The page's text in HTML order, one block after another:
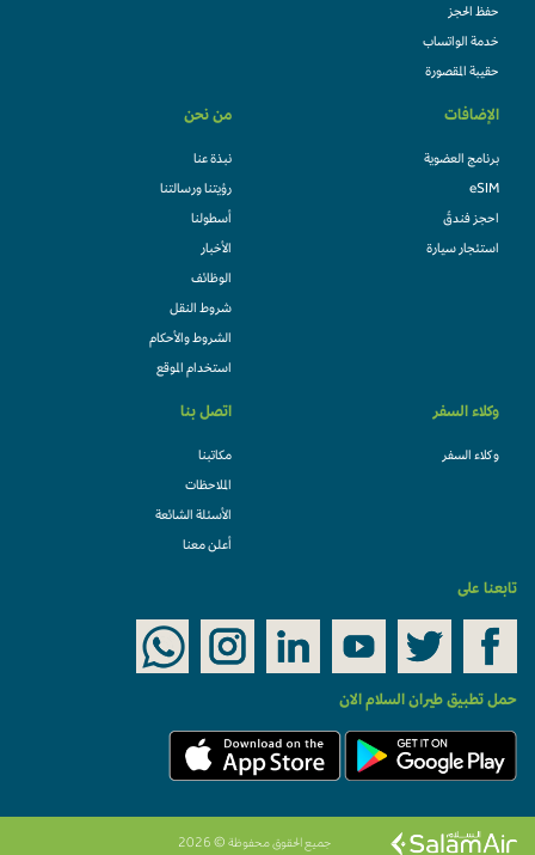
حفظ الحجز
خدمة الواتساب
حقيبة المقصورة
الإضافات
برنامج العضوية
eSIM
احجز فندقً
استئجار سيارة
من نحن
نبذة عنا
رؤيتنا ورسالتنا
أسطولنا
الأخبار
الوظائف
شروط النقل
الشروط والأحكام
استخدام الموقع
وكلاء السفر
وكلاء السفر
اتصل بنا
مكاتبنا
الملاحظات
الأسئلة الشائعة
أعلن معنا
تابعنا على
حمل تطبيق طيران السلام الان
جميع الحقوق محفوظة © 2026